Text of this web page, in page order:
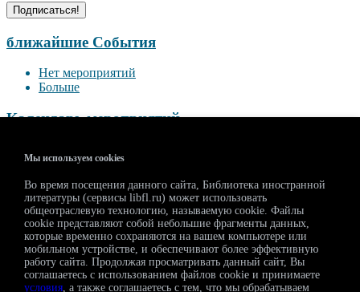
ближайшие События
Нет мероприятий
Больше
Календарь мероприятий
Август 2026
>>
28 29 30 31 1
2
4 5 6 7 8
9
11 12 13 14 15 16
18 19 20 21 22 23
25 26 27 28 29 30
1 2 3 4 5 6
Мы используем cookies
Во время посещения данного сайта, Библиотека иностранной
литературы (сервисы libfl.ru) может использовать
общеотраслевую технологию, называемую cookie. Файлы
cookie представляют собой небольшие фрагменты данных,
которые временно сохраняются на вашем компьютере или
мобильном устройстве, и обеспечивают более эффективную
работу сайта. Продолжая просматривать данный сайт, Вы
соглашаетесь с использованием файлов cookie и принимаете
условия, а также соглашаетесь с тем, что мы обрабатываем